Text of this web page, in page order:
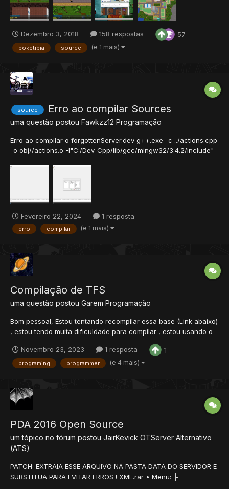
Dezembro 3, 2018 158 respostas 57
poketibia source (e 1 mais)
source Erro ao compilar Sources
uma questão postou Fawkzz12 Programação
Erro ao compilar o forgottenServer.dev g++.exe -c ../actions.cpp
-o obj//actions.o -I"C:/Dev-Cpp/lib/gcc/mingw32/3.4.2/include" -
Cpp/include/c++/3.4.2/mingw32" -I"C:/Dev-
Cpp/include/c++/3.4.2" -I"C:/Dev-Cpp/include" -
D__ENABLE_SERVE...
Fevereiro 22, 2024 1 resposta
erro compilar (e 1 mais)
Compilação de TFS
uma questão postou Garem Programação
Bom pessoal, Estou tentando recompilar essa base (Link abaixo)
, estou tendo muita dificuldade para compilar , estou usando o
mas já estou familiarizado agora com a inclusão das mesmas, o
grande porem é que toda compilação...
Novembro 23, 2023 1 resposta 1
programing programmer (e 4 mais)
PDA 2016 Open Source
um tópico no fórum postou JairKevick OTServer Alternativo
(ATS)
PATCH: EXTRAIA ESSE ARQUIVO NA PASTA DATA DO SERVIDOR E
SUBSTITUA PARA EVITAR ERROS ! XML.rar • Menu: ├